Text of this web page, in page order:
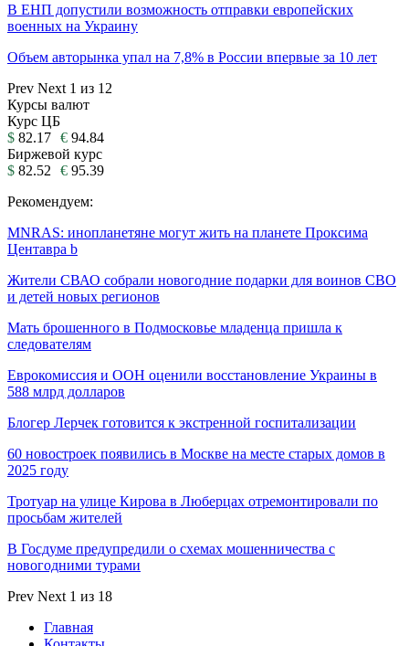
В ЕНП допустили возможность отправки европейских
военных на Украину
Объем авторынка упал на 7,8% в России впервые за 10 лет
Prev Next 1 из 12
Курсы валют
Курс ЦБ
$ 82.17 € 94.84
Биржевой курс
$ 82.52 € 95.39
Рекомендуем:
MNRAS: инопланетяне могут жить на планете Проксима
Центавра b
Жители СВАО собрали новогодние подарки для воинов СВО
и детей новых регионов
Мать брошенного в Подмосковье младенца пришла к
следователям
Еврокомиссия и ООН оценили восстановление Украины в
588 млрд долларов
Блогер Лерчек готовится к экстренной госпитализации
60 новостроек появились в Москве на месте старых домов в
2025 году
Тротуар на улице Кирова в Люберцах отремонтировали по
просьбам жителей
В Госдуме предупредили о схемах мошенничества с
новогодними турами
Prev Next 1 из 18
Главная